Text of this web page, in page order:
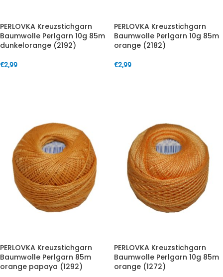
PERLOVKA Kreuzstichgarn
Baumwolle Perlgarn 10g 85m
dunkelorange (2192)
€2,99
PERLOVKA Kreuzstichgarn
Baumwolle Perlgarn 10g 85m
orange (2182)
€2,99
PERLOVKA Kreuzstichgarn
Baumwolle Perlgarn 85m
orange papaya (1292)
PERLOVKA Kreuzstichgarn
Baumwolle Perlgarn 10g 85m
orange (1272)